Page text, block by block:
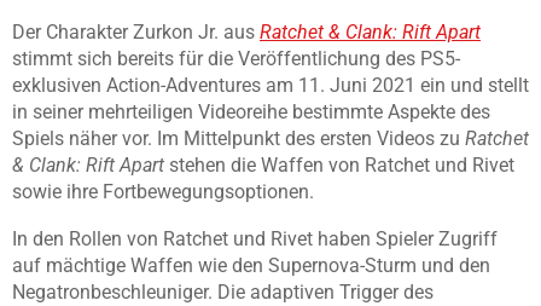
Der Charakter Zurkon Jr. aus Ratchet & Clank: Rift Apart
stimmt sich bereits für die Veröffentlichung des PS5-
exklusiven Action-Adventures am 11. Juni 2021 ein und stellt
in seiner mehrteiligen Videoreihe bestimmte Aspekte des
Spiels näher vor. Im Mittelpunkt des ersten Videos zu Ratchet
& Clank: Rift Apart stehen die Waffen von Ratchet und Rivet
sowie ihre Fortbewegungsoptionen.
In den Rollen von Ratchet und Rivet haben Spieler Zugriff
auf mächtige Waffen wie den Supernova-Sturm und den
Negatronbeschleuniger. Die adaptiven Trigger des